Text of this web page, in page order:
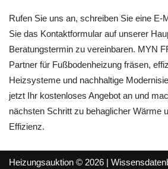
Rufen Sie uns an, schreiben Sie eine E-
Sie das Kontaktformular auf unserer
Beratungstermin zu vereinbaren. MYN
Partner für Fußbodenheizung fräsen,
Heizsysteme und nachhaltige
jetzt Ihr kostenloses Angebot an und
nächsten Schritt zu behaglicher Wärme
Effizienz.
Heizungsauktion © 2026 |